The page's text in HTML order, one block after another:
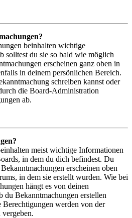
beinhalten wichtige
solltest du sie so bald wie möglich
erscheinen ganz oben in
in deinem persönlichen Bereich.
schreiben kannst oder
die Board-Administration
ab.
meist wichtige Informationen
in dem du dich befindest. Du
erscheinen oben
in dem sie erstellt wurden. Wie bei
hängt es von deinen
du Bekanntmachungen erstellen
werden von der